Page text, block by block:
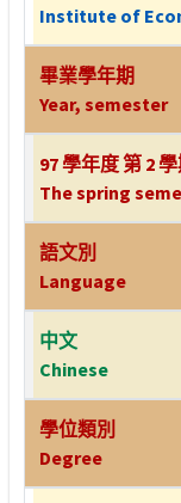
Institute of
畢業學年期
Year, semester
97 學年度 第 2
The spring
語文別
Language
中文
Chinese
學位類別
Degree